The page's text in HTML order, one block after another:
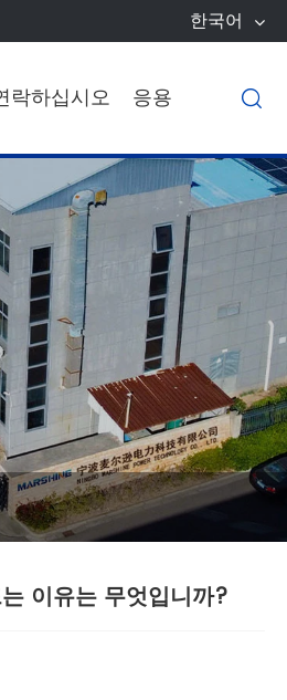
한국어
락하십시오 응용 
이유는 무엇입니까?